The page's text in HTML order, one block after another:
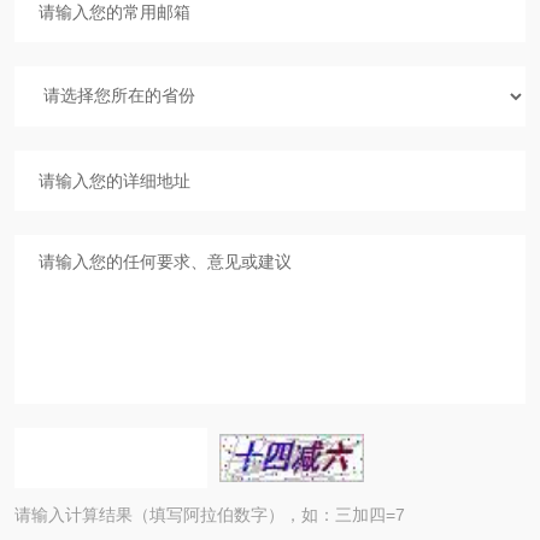
请输入计算结果（填写阿拉伯数字），如：三加四=7